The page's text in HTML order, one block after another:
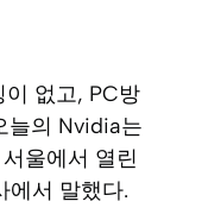
이 없고, PC방
늘의 Nvidia는
울에서 열린
에서 말했다.